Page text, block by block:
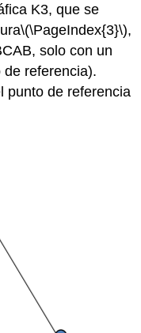
K3, que se
\(\PageIndex{3}\),
solo con un
referencia).
punto de referencia